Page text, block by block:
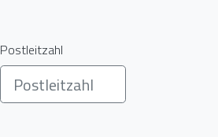
Postleitzahl